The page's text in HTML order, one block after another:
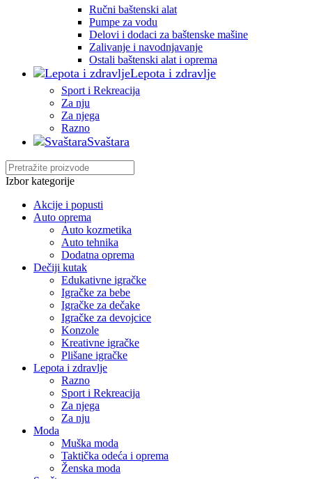
Ručni baštenski alat
Pumpe za vodu
Delovi i dodaci za baštenske mašine
Zalivanje i navodnjavanje
Ostali baštenski alat i oprema
Lepota i zdravlje
Sport i Rekreacija
Za nju
Za njega
Razno
Svaštara
Izbor kategorije
Akcije i popusti
Auto oprema
Auto kozmetika
Auto tehnika
Dodatna oprema
Dečiji kutak
Edukativne igračke
Igračke za bebe
Igračke za dečake
Igračke za devojcice
Konzole
Kreativne igračke
Plišane igračke
Lepota i zdravlje
Razno
Sport i Rekreacija
Za njega
Za nju
Moda
Muška moda
Taktička odeća i oprema
Ženska moda